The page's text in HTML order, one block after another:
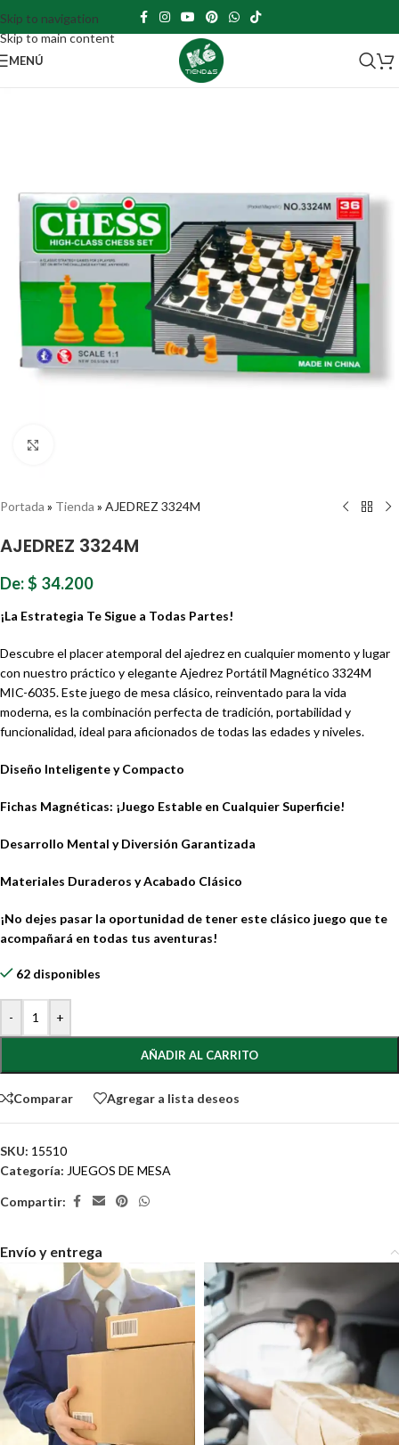
Skip to navigation
Skip to main content
MENÚ
Portada » Tienda » AJEDREZ 3324M
AJEDREZ 3324M
De:$ 34.200
¡La Estrategia Te Sigue a Todas Partes!
Descubre el placer atemporal del ajedrez en cualquier momento y lugar
con nuestro práctico y elegante Ajedrez Portátil Magnético 3324M
MIC-6035. Este juego de mesa clásico, reinventado para la vida
moderna, es la combinación perfecta de tradición, portabilidad y
funcionalidad, ideal para aficionados de todas las edades y niveles.
Diseño Inteligente y Compacto
Fichas Magnéticas: ¡Juego Estable en Cualquier Superficie!
Desarrollo Mental y Diversión Garantizada
Materiales Duraderos y Acabado Clásico
¡No dejes pasar la oportunidad de tener este clásico juego que te
acompañará en todas tus aventuras!
62 disponibles
- +
AÑADIR AL CARRITO
Comparar Agregar a lista deseos
SKU: 15510
Categoría: JUEGOS DE MESA
Compartir:
Envío y entrega